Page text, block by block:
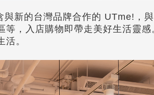
新的台灣品牌合作的 UTme!，
等，入店購物即帶走美好生活靈
。